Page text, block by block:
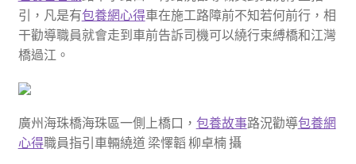
引，凡是有包養網心得車在施工路障前不知若何前行，相
干勸導職員就會走到車前告訴司機可以繞行束縛橋和江灣
橋過江。
廣州海珠橋海珠區一側上橋口， 包養故事路況勸導包養網
心得職員指引車輛繞道 梁懌韜 柳卓楠 攝